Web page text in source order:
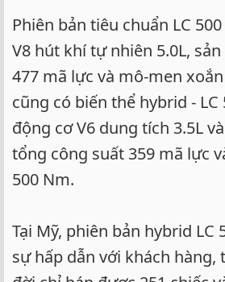
Phiên bản tiêu chuẩn LC
V8 hút khí tự nhiên 5.0L,
477 mã lực và mô-men
cũng có biến thể hybrid -
động cơ V6 dung tích 3.5L
tổng công suất 359 mã lực
500 Nm.
Tại Mỹ, phiên bản hybrid LC
sự hấp dẫn với khách hàng,